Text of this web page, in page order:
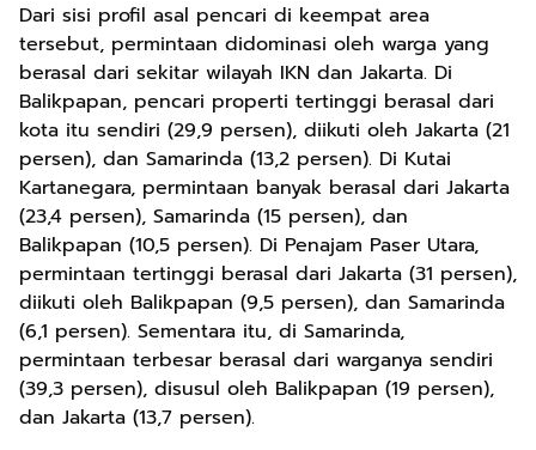
Dari sisi profil asal pencari di keempat area
tersebut, permintaan didominasi oleh warga yang
berasal dari sekitar wilayah IKN dan Jakarta. Di
Balikpapan, pencari properti tertinggi berasal dari
kota itu sendiri (29,9 persen), diikuti oleh Jakarta (21
persen), dan Samarinda (13,2 persen). Di Kutai
Kartanegara, permintaan banyak berasal dari Jakarta
(23,4 persen), Samarinda (15 persen), dan
Balikpapan (10,5 persen). Di Penajam Paser Utara,
permintaan tertinggi berasal dari Jakarta (31 persen),
diikuti oleh Balikpapan (9,5 persen), dan Samarinda
(6,1 persen). Sementara itu, di Samarinda,
permintaan terbesar berasal dari warganya sendiri
(39,3 persen), disusul oleh Balikpapan (19 persen),
dan Jakarta (13,7 persen).